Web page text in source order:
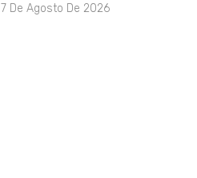
7 De Agosto De 2026